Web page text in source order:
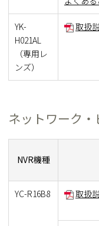
YK-
H021AL
（専用レ
ンズ）
取扱
ネットワーク・
NVR機種
YC-R16B8 取扱